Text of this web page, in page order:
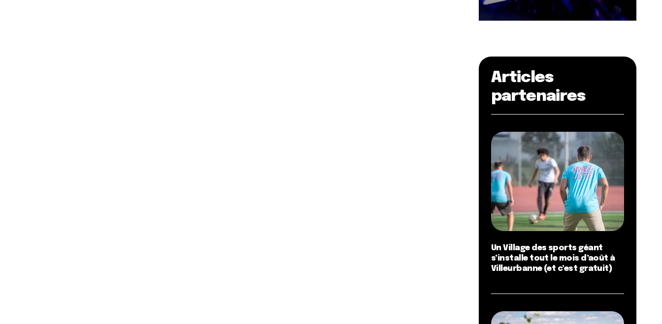
Articles
partenaires
Un Village des sports géant
s’installe tout le mois d’août à
Villeurbanne (et c’est gratuit)